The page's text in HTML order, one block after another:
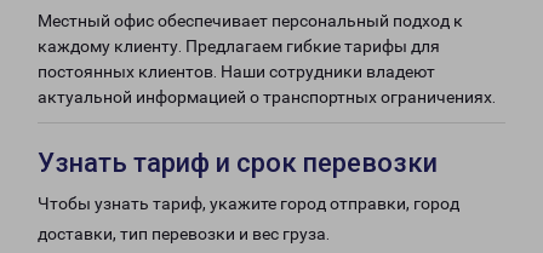
Местный офис обеспечивает персональный подход к
каждому клиенту. Предлагаем гибкие тарифы для
постоянных клиентов. Наши сотрудники владеют
актуальной информацией о транспортных ограничениях.
Узнать тариф и срок перевозки
Чтобы узнать тариф, укажите город отправки, город
доставки, тип перевозки и вес груза.